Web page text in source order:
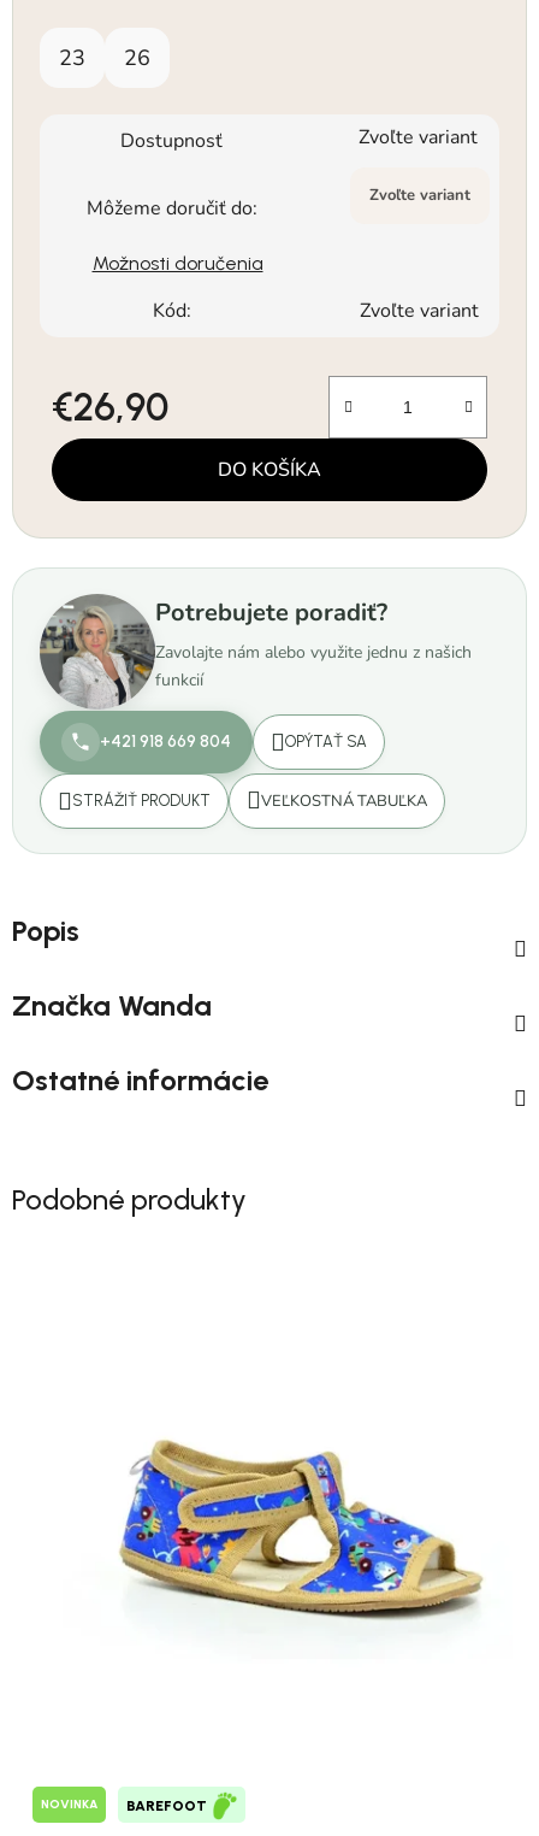
23 26
Dostupnosť Zvoľte variant
Môžeme doručiť do: Zvoľte variant
Možnosti doručenia
Kód: Zvoľte variant
€26,90
Jednotková cena:
DO KOŠÍKA
Potrebujete poradiť?
Zavolajte nám alebo využite jednu z našich
funkcií
+421 918 669 804 OPÝTAŤ SA
STRÁŽIŤ PRODUKT VEĽKOSTNÁ TABUĽKA
Popis
Značka Wanda
Ostatné informácie
Podobné produkty
NOVINKA BAREFOOT